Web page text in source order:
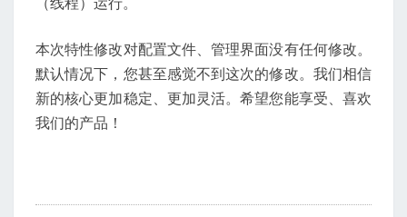
本次特性修改对配置文件、管理界面没有任何修改。
默认情况下，您甚至感觉不到这次的修改。我们相信
新的核心更加稳定、更加灵活。希望您能享受、喜欢
我们的产品！